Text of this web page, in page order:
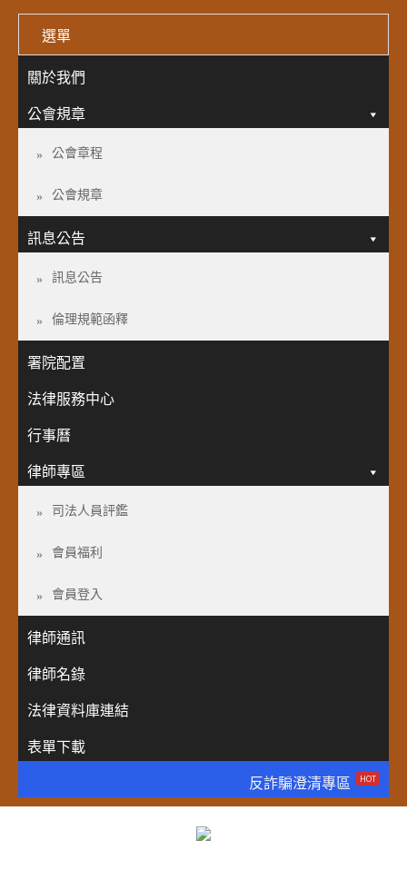
選單
關於我們
公會規章
公會章程
公會規章
訊息公告
訊息公告
倫理規範函釋
署院配置
法律服務中心
行事曆
律師專區
司法人員評鑑
會員福利
會員登入
律師通訊
律師名錄
法律資料庫連結
表單下載
反詐騙澄清專區
HOT